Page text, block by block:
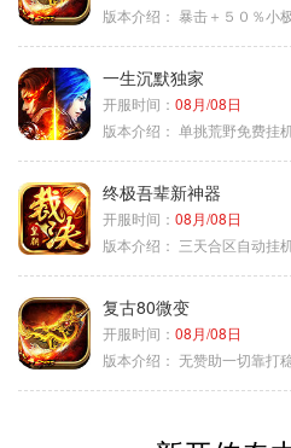
版本介绍： 暴击＋５０％小
一生沉默独家
开服时间： 08月/08日
版本介绍： 单挑荒野免费挂
终极吾辈新神器
开服时间： 08月/08日
版本介绍： 三天合区自动挂
复古80微变
开服时间： 08月/08日
版本介绍： 无赞助一切靠打